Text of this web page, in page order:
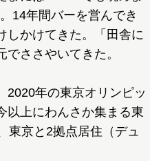
14年間バーを営んでき
しかけてきた。「田舎に
ささやいてきた。
年の東京オリンピッ
以上にわんさか集まる東
東京と2拠点居住（デュ